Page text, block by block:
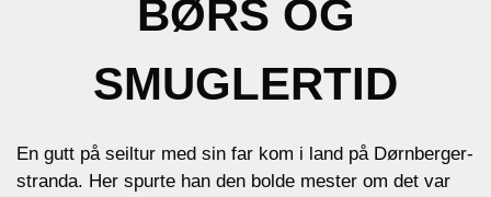
BØRS OG
SMUGLERTID
En gutt på seiltur med sin far kom i land på Dørnberger-
stranda. Her spurte han den bolde mester om det var